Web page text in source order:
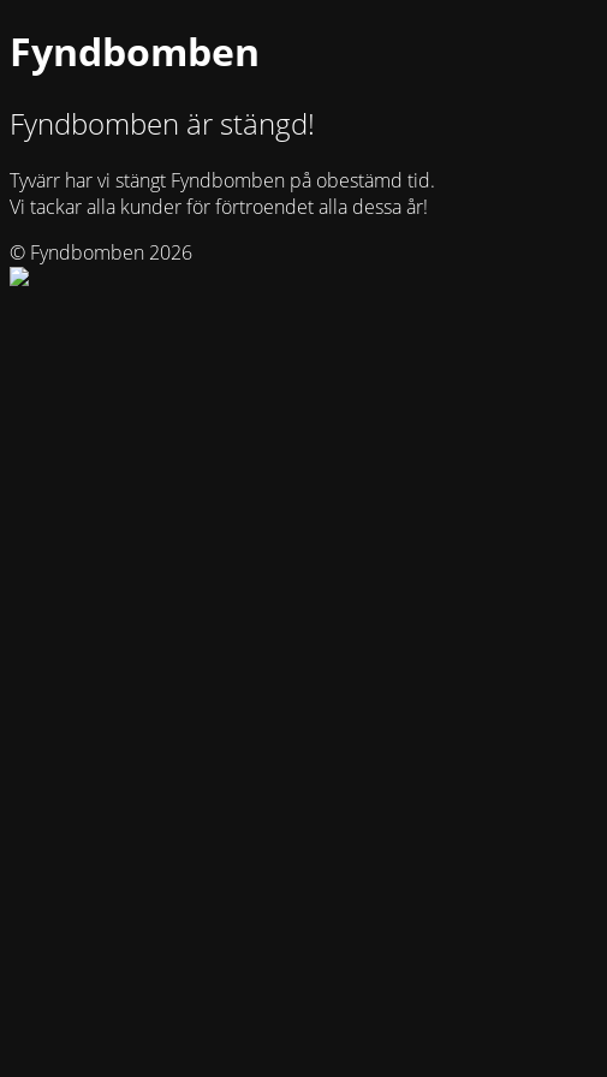
Fyndbomben
Fyndbomben är stängd!
Tyvärr har vi stängt Fyndbomben på obestämd tid.
Vi tackar alla kunder för förtroendet alla dessa år!
© Fyndbomben 2026